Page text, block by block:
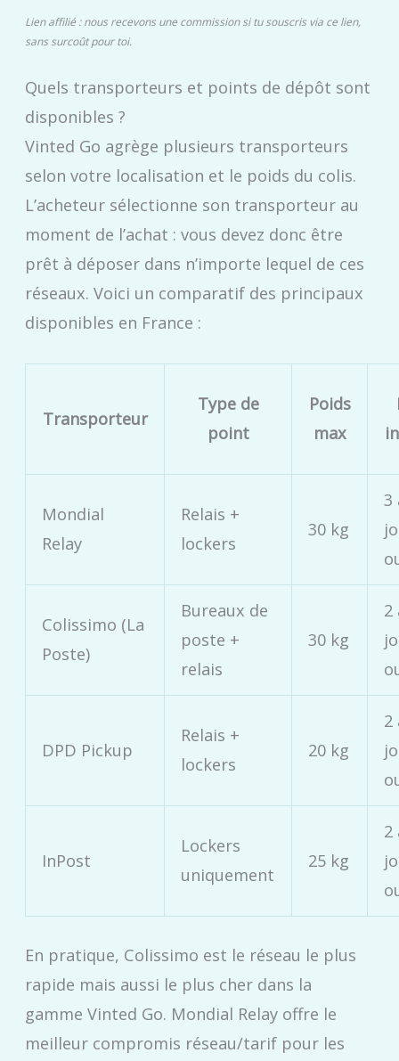
Lien affilié : nous recevons une commission si tu souscris via ce lien,
sans surcoût pour toi.
Quels transporteurs et points de dépôt sont
disponibles ?
Vinted Go agrège plusieurs transporteurs
selon votre localisation et le poids du colis.
L’acheteur sélectionne son transporteur au
moment de l’achat : vous devez donc être
prêt à déposer dans n’importe lequel de ces
réseaux. Voici un comparatif des principaux
disponibles en France :
Transporteur
Type de
point
Poids
max
Mondial
Relay
Relais +
lockers
30 kg
3
Colissimo (La
Poste)
Bureaux de
poste +
relais
30 kg
2
DPD Pickup
Relais +
lockers
20 kg
2
InPost
Lockers
uniquement
25 kg
2
En pratique, Colissimo est le réseau le plus
rapide mais aussi le plus cher dans la
gamme Vinted Go. Mondial Relay offre le
meilleur compromis réseau/tarif pour les